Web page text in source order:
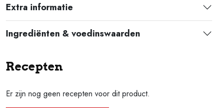
Extra informatie
Ingrediënten & voedinswaarden
Recepten
Er zijn nog geen recepten voor dit product.